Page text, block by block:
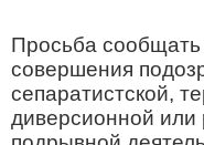
Просьба
совершения
сепаратистской,
диверсионной или